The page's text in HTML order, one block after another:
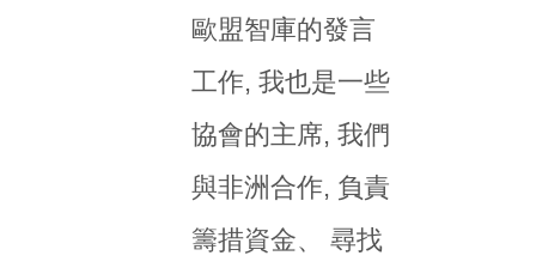
歐盟智庫的發言
工作, 我也是一些
協會的主席, 我們
與非洲合作, 負責
籌措資金、 尋找